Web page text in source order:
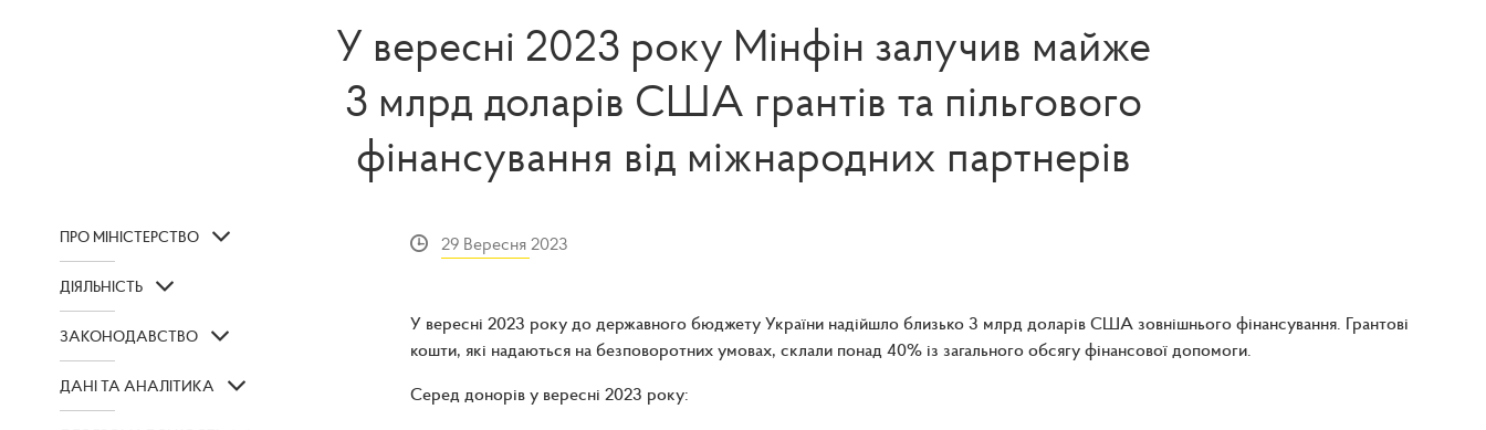
У вересні 2023 року Мінфін залучив майже
3 млрд доларів США грантів та пільгового
фінансування від міжнародних партнерів
ПРО МІНІСТЕРСТВО
ДІЯЛЬНІСТЬ
ЗАКОНОДАВСТВО
ДАНІ ТА АНАЛІТИКА
29 Вересня 2023
У вересні 2023 року до державного бюджету України надійшло близько 3 млрд доларів США зовнішнього фінансування. Грантові
кошти, які надаються на безповоротних умовах, склали понад 40% із загального обсягу фінансової допомоги.
Серед донорів у вересні 2023 року: